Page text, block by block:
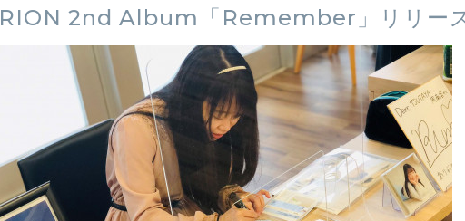
RION 2nd Album「Remember」リリース